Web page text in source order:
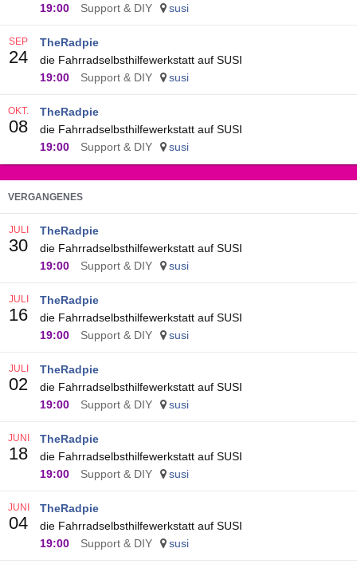
19:00
Support & DIY susi
TheRadpie
die Fahrradselbsthilfewerkstatt auf SUSI
19:00
Support & DIY susi
SEP
24
TheRadpie
die Fahrradselbsthilfewerkstatt auf SUSI
19:00
Support & DIY susi
OKT.
08
VERGANGENES
TheRadpie
die Fahrradselbsthilfewerkstatt auf SUSI
19:00
Support & DIY susi
JULI
30
TheRadpie
die Fahrradselbsthilfewerkstatt auf SUSI
19:00
Support & DIY susi
JULI
16
TheRadpie
die Fahrradselbsthilfewerkstatt auf SUSI
19:00
Support & DIY susi
JULI
02
TheRadpie
die Fahrradselbsthilfewerkstatt auf SUSI
19:00
Support & DIY susi
JUNI
18
TheRadpie
die Fahrradselbsthilfewerkstatt auf SUSI
19:00
Support & DIY susi
JUNI
04